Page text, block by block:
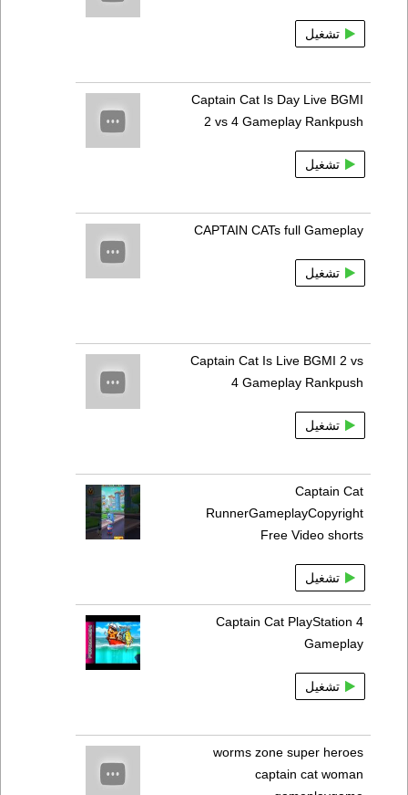
تشغيل
Captain Cat Is Day Live BGMI
2 vs 4 Gameplay Rankpush
تشغيل
CAPTAIN CATs full Gameplay
تشغيل
Captain Cat Is Live BGMI 2 vs
4 Gameplay Rankpush
تشغيل
Captain Cat
RunnerGameplayCopyright
Free Video shorts
تشغيل
Captain Cat PlayStation 4
Gameplay
تشغيل
worms zone super heroes
captain cat woman